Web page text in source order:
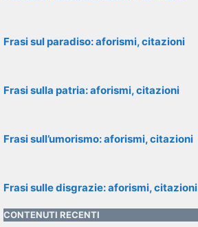
Frasi sul paradiso: aforismi, citazioni
Frasi sulla patria: aforismi, citazioni
Frasi sull’umorismo: aforismi, citazioni
Frasi sulle disgrazie: aforismi, citazioni
CONTENUTI RECENTI